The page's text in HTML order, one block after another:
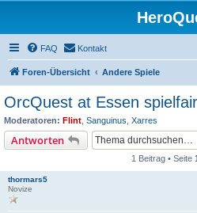
FAQ Kontakt
Foren-Übersicht Andere Spiele
OrcQuest at Essen
Moderatoren: Flint Sanguinus Xarres
Antworten
1 Beitrag • Seite
thormars5
Novize